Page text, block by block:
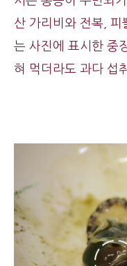
산 가리비와 전복, 피
는 사진에 표시한 중
혀 먹더라도 과다 섭